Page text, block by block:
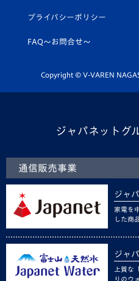
平和祈念活動
ホームタウン活動
スクール
公式LINE＠
プライバシーポリシー
FAQ〜お問合せ〜
Copyright © V-VAREN
ジャパネットグ
通信販売事業
ジャ
家電を
した商
ジャ
上質な
りのウ